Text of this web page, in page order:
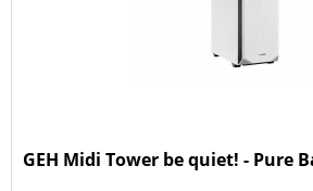
GEH Midi Tower be quiet! - Pure